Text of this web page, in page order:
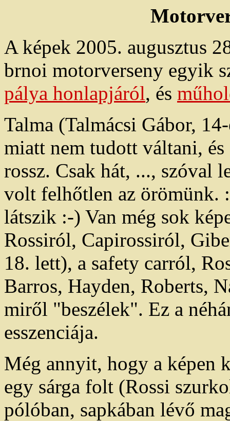
A képek 2005. augusztus
brnoi motorverseny egyik
pálya honlapjáról, és
Talma (Talmácsi Gábor,
miatt nem tudott váltani,
rossz. Csak hát, ..., szóval
volt felhőtlen az örömünk.
látszik :-) Van még sok
Rossiról, Capirossiról,
18. lett), a safety carról,
Barros, Hayden, Roberts,
miről "beszélek". Ez a
esszenciája.
Még annyit, hogy a képen
egy sárga folt (Rossi
pólóban, sapkában lévő